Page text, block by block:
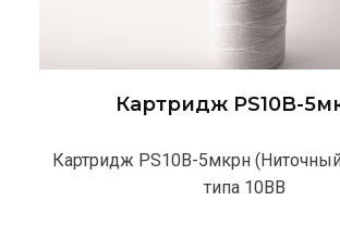
Картридж PS10B-
Картридж PS10B-5мкрн
типа 10BB